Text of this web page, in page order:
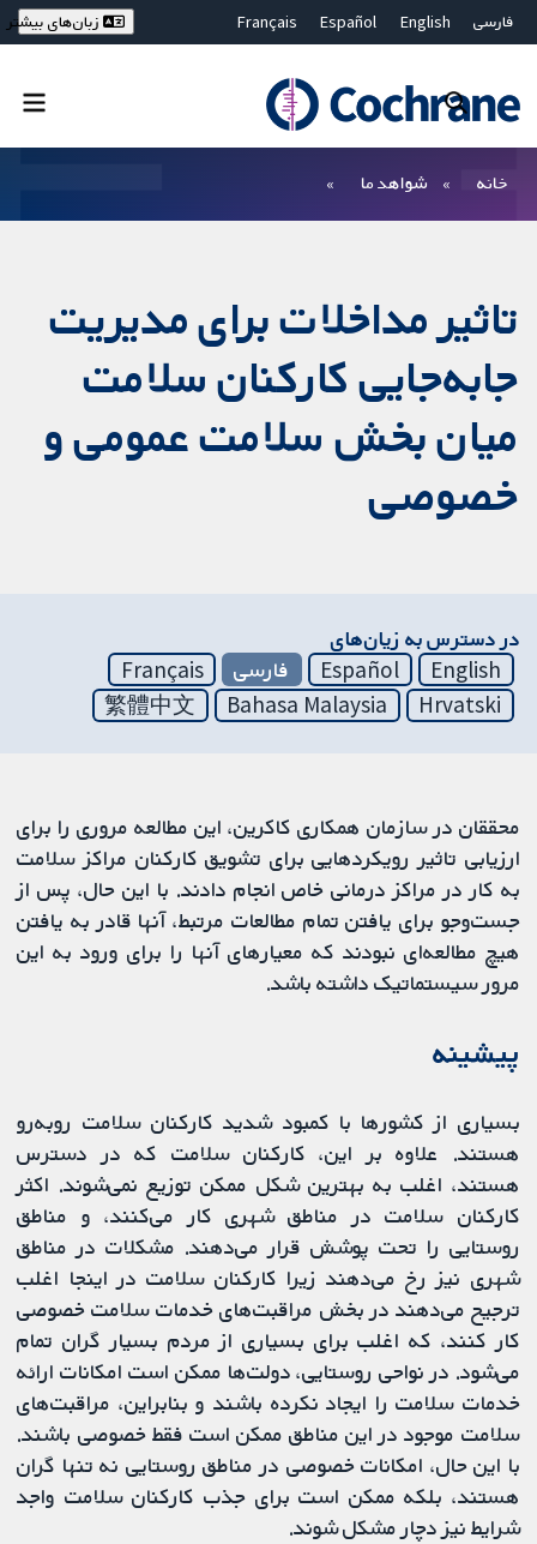
فارسی English
Español
Français
Bahasa Malaysia
ไทย
繁體中文
زبان‌های بیشتر
خانه شواهد ما
تاثیر مداخلات برای مدیریت
جابه‌جایی کارکنان سلامت
میان بخش سلامت عمومی و
خصوصی
در دسترس به زیان‌های
English
Español فارسی
Français
Hrvatski
Bahasa Malaysia
繁體中文
محققان در سازمان همکاری کاکرین، این مطالعه مروری را برای
ارزیابی تاثیر رویکردهایی برای تشویق کارکنان مراکز سلامت
به کار در مراکز درمانی خاص انجام دادند. با این حال، پس از
جست‌وجو برای یافتن تمام مطالعات مرتبط، آنها قادر به یافتن
هیچ مطالعه‌ای نبودند که معیارهای آنها را برای ورود به این
مرور سیستماتیک داشته باشد.
پیشینه
بسیاری از کشورها با کمبود شدید کارکنان سلامت روبه‌رو
هستند. علاوه بر این، کارکنان سلامت که در دسترس
هستند، اغلب به بهترین شکل ممکن توزیع نمی‌شوند. اکثر
کارکنان سلامت در مناطق شهری کار می‌کنند، و مناطق
روستایی را تحت پوشش قرار می‌دهند. مشکلات در مناطق
شهری نیز رخ می‌دهند زیرا کارکنان سلامت در اینجا اغلب
ترجیح می‌دهند در بخش مراقبت‌های خدمات سلامت خصوصی
کار کنند، که اغلب برای بسیاری از مردم بسیار گران تمام
می‌شود. در نواحی روستایی، دولت‌ها ممکن است امکانات ارائه
خدمات سلامت را ایجاد نکرده باشند و بنابراین، مراقبت‌های
سلامت موجود در این مناطق ممکن است فقط خصوصی باشند.
با این حال، امکانات خصوصی در مناطق روستایی نه تنها گران
هستند، بلکه ممکن است برای جذب کارکنان سلامت واجد
شرایط نیز دچار مشکل شوند.